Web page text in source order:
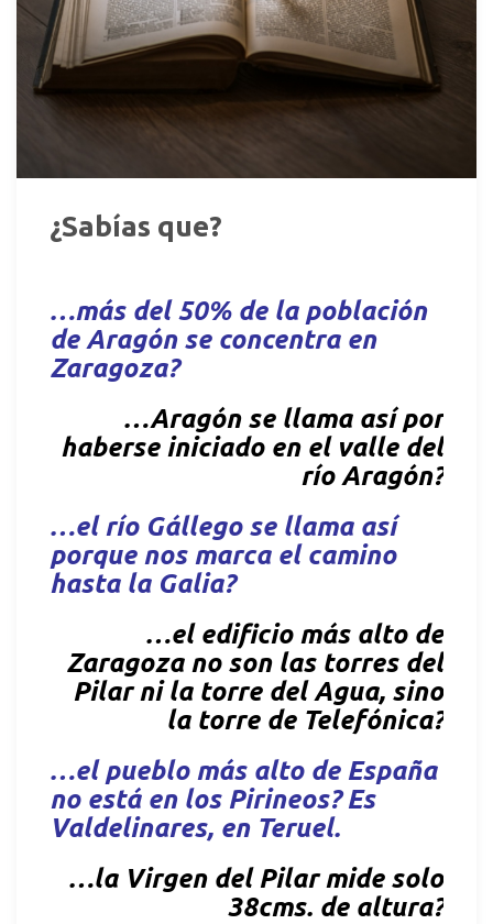
¿Sabías que?
…más del 50% de la población
de Aragón se concentra en
Zaragoza?
…Aragón se llama así por
haberse iniciado en el valle del
río Aragón?
…el río Gállego se llama así
porque nos marca el camino
hasta la Galia?
…el edificio más alto de
Zaragoza no son las torres del
Pilar ni la torre del Agua, sino
la torre de Telefónica?
…el pueblo más alto de España
no está en los Pirineos? Es
Valdelinares, en Teruel.
…la Virgen del Pilar mide solo
38cms. de altura?